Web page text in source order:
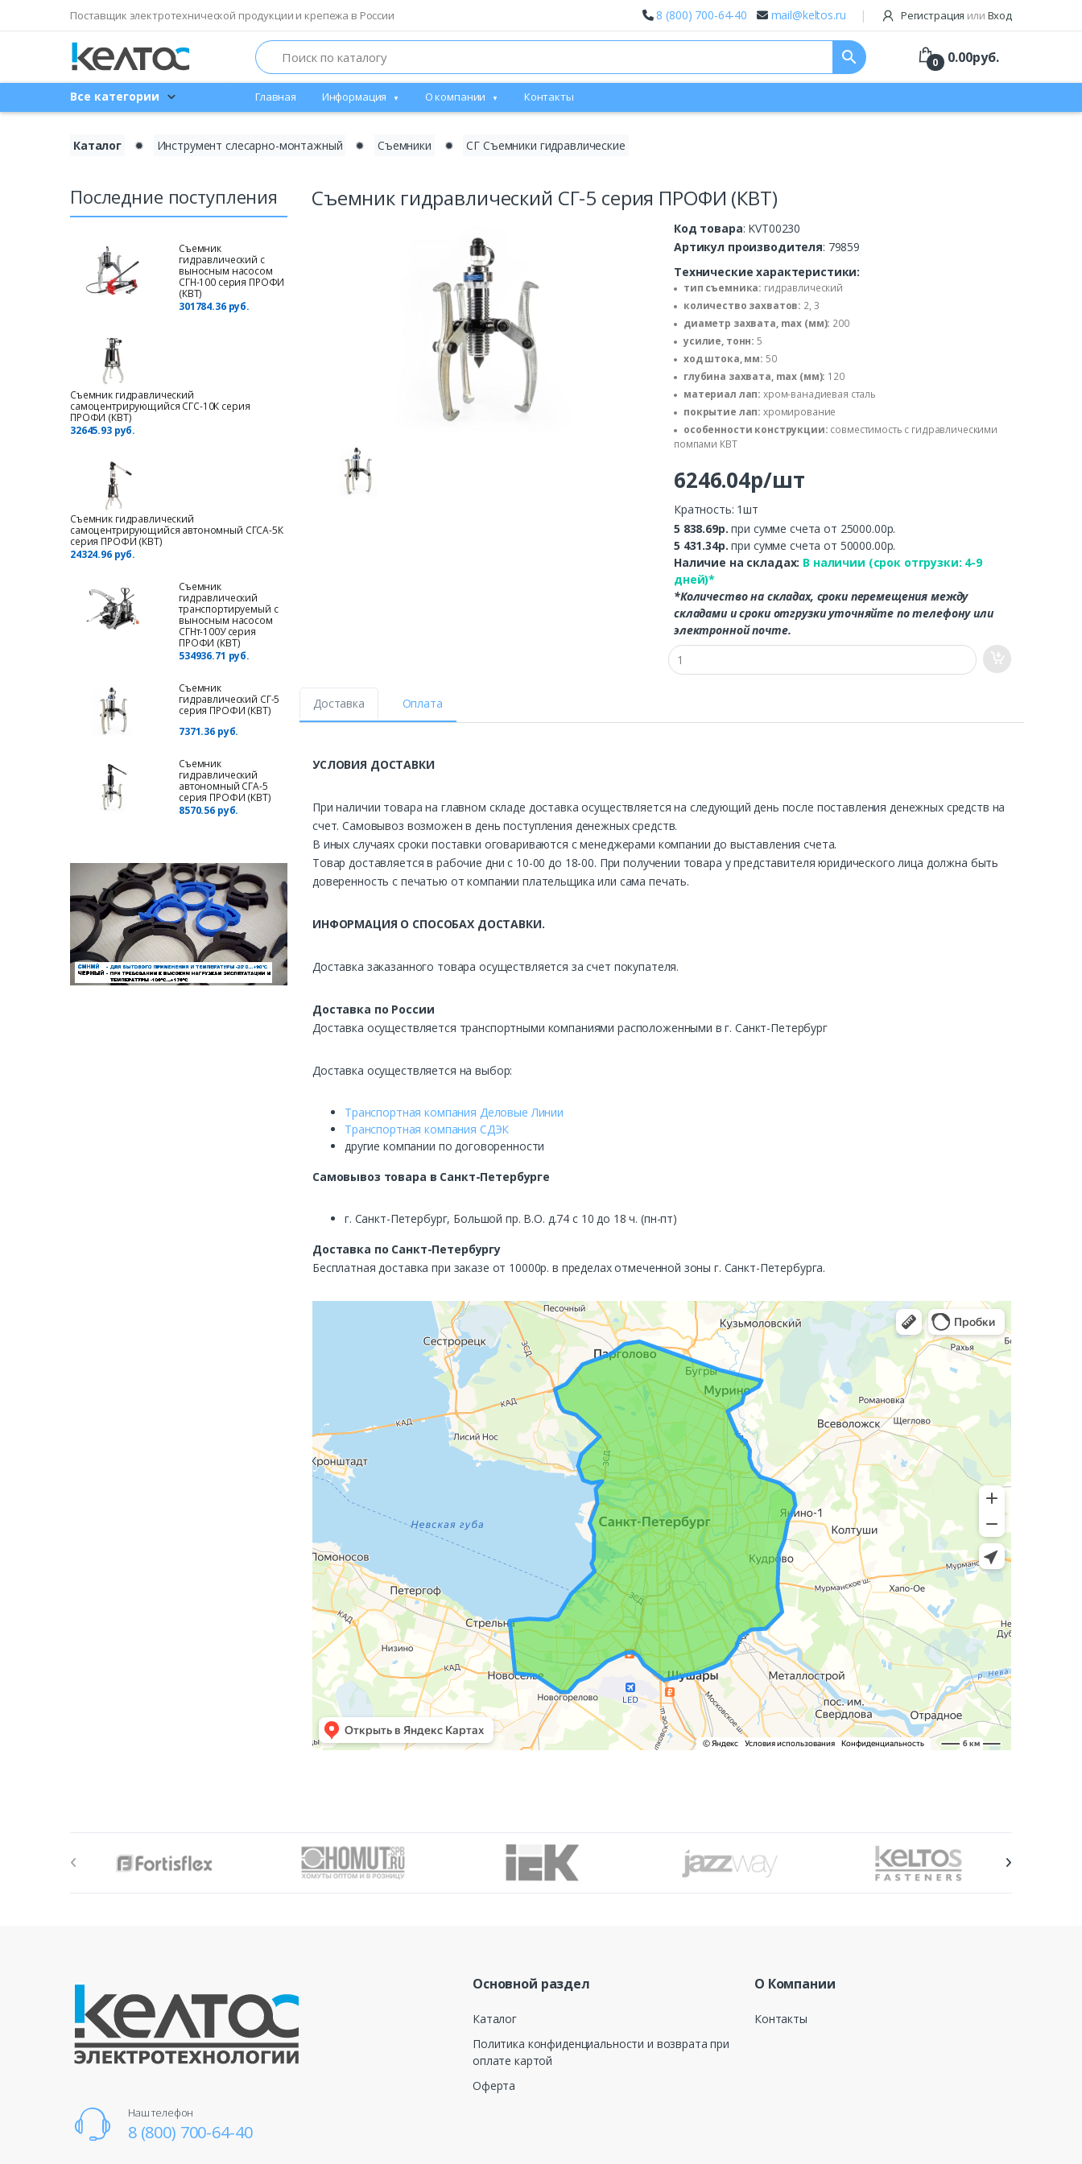
Поставщик электротехнической продукции и крепежа в России 8 (800) 700-64-40 mail@keltos.ru Регистрация или Вход
Search search 0 0.00руб.
Все категории Главная Информация О компании Контакты
Каталог ✹ Инструмент слесарно-монтажный ✹ Съемники ✹ СГ Съемники гидравлические
Последние поступления
Съемник
гидравлический с
выносным насосом
СГН-100 серия ПРОФИ
(КВТ)
301784.36 руб.
Съемник гидравлический
самоцентрирующийся СГС-10К серия
ПРОФИ (КВТ)
32645.93 руб.
Съемник гидравлический
самоцентрирующийся автономный СГСА-5К
серия ПРОФИ (КВТ)
24324.96 руб.
Съемник
гидравлический
транспортируемый с
выносным насосом
СГНт-100У серия
ПРОФИ (КВТ)
534936.71 руб.
Съемник
гидравлический СГ-5
серия ПРОФИ (КВТ)
7371.36 руб.
Съемник
гидравлический
автономный СГА-5
серия ПРОФИ (КВТ)
8570.56 руб.
Съемник гидравлический СГ-5 серия ПРОФИ (КВТ)
Код товара: KVT00230
Артикул производителя: 79859
Технические характеристики:
тип съемника: гидравлический
количество захватов: 2, 3
диаметр захвата, max (мм): 200
усилие, тонн: 5
ход штока, мм: 50
глубина захвата, max (мм): 120
материал лап: хром-ванадиевая сталь
покрытие лап: хромирование
особенности конструкции: совместимость с гидравлическими
помпами КВТ
6246.04р/шт
Кратность: 1шт
5 838.69р.при сумме счета от 25000.00р.
5 431.34р.при сумме счета от 50000.00р.
Наличие на складах: В наличии (срок отгрузки: 4-9
дней)*
*Количество на складах, сроки перемещения между
складами и сроки отгрузки уточняйте по телефону или
электронной почте.
Доставка Оплата
УСЛОВИЯ ДОСТАВКИ
При наличии товара на главном складе доставка осуществляется на следующий день после поставления денежных средств на
счет. Самовывоз возможен в день поступления денежных средств.
В иных случаях сроки поставки оговариваются с менеджерами компании до выставления счета.
Товар доставляется в рабочие дни с 10-00 до 18-00. При получении товара у представителя юридического лица должна быть
доверенность с печатью от компании плательщика или сама печать.
ИНФОРМАЦИЯ О СПОСОБАХ ДОСТАВКИ.
Доставка заказанного товара осуществляется за счет покупателя.
Доставка по России
Доставка осуществляется транспортными компаниями расположенными в г. Санкт-Петербург
Доставка осуществляется на выбор:
Транспортная компания Деловые Линии
Транспортная компания СДЭК
другие компании по договоренности
Самовывоз товара в Санкт-Петербурге
г. Санкт-Петербург, Большой пр. В.О. д.74 с 10 до 18 ч. (пн-пт)
Доставка по Санкт-Петербургу
Бесплатная доставка при заказе от 10000р. в пределах отмеченной зоны г. Санкт-Петербурга.
Наш телефон
8 (800) 700-64-40
Основной раздел
Каталог
Политика конфиденциальности и возврата при
оплате картой
Оферта
О Компании
Контакты